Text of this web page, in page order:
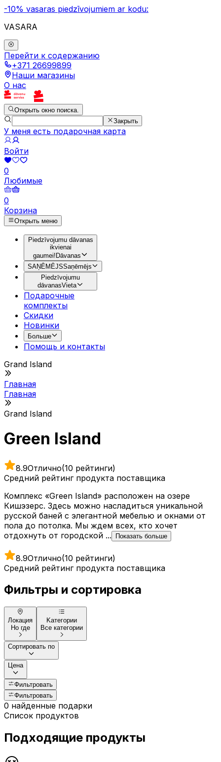
-10% vasaras piedzīvojumiem ar kodu:
VASARA
Перейти к содержанию
+371 26699899
Наши магазины
О нас
Открыть окно поиска.
Закрыть
У меня есть подарочная карта
Войти
0
Любимые
0
Корзина
Открыть меню
Piedzīvojumu dāvanas
ikvienai
gaumei!Dāvanas
SAŅĒMĒJSSaņēmējs
Piedzīvojumu
dāvanasVieta
Подарочные
комплекты
Скидки
Новинки
Больше
Помощь и контакты
Grand Island
Главная
Главная
Grand Island
Green Island
8.9Отлично(10 рейтинги)
Средний рейтинг продукта поставщика
Комплекс «Green Island» расположен на озере
Кишэзерс. Здесь можно насладиться уникальной
русской баней с элегантной мебелью и окнами от
пола до потолка. Мы ждем всех, кто хочет
отдохнуть от городской ...
Показать больше
8.9Отлично(10 рейтинги)
Средний рейтинг продукта поставщика
Фильтры и сортировка
Локация
Но где
Kатегории
Все категории
Сортировать по
Цена
Фильтровать
Фильтровать
0 найденные подарки
Список продуктов
Подходящие продукты